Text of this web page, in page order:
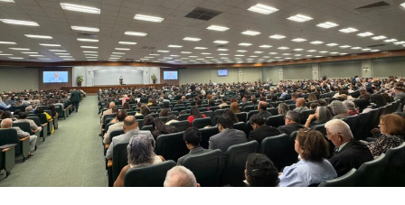
sus homólogas de Silicon Valley. A finales de septiembre
contaba con más de 1,5 millones de empleados.
(Con información de EFE y Bloomberg)
TEMAS RELACIONADOS: AMAZON DESPEDIRÁ
EEUU
EMPLEADOS
ESTADOS UNIDOS HOME PLANTILLA USA
VER SIGUIENTE